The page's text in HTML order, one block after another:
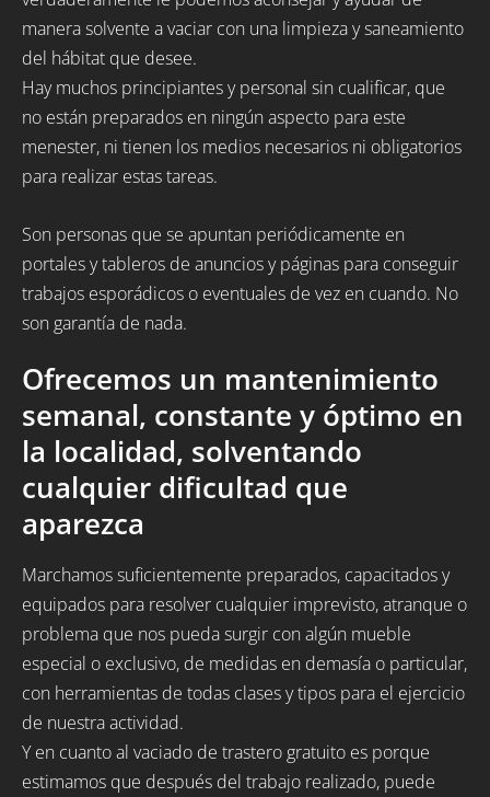
manera solvente a vaciar con una limpieza y saneamiento
del hábitat que desee.
Hay muchos principiantes y personal sin cualificar, que
no están preparados en ningún aspecto para este
menester, ni tienen los medios necesarios ni obligatorios
para realizar estas tareas.
Son personas que se apuntan periódicamente en
portales y tableros de anuncios y páginas para conseguir
trabajos esporádicos o eventuales de vez en cuando. No
son garantía de nada.
Ofrecemos un mantenimiento
semanal, constante y óptimo en
la localidad, solventando
cualquier dificultad que
aparezca
Marchamos suficientemente preparados, capacitados y
equipados para resolver cualquier imprevisto, atranque o
problema que nos pueda surgir con algún mueble
especial o exclusivo, de medidas en demasía o particular,
con herramientas de todas clases y tipos para el ejercicio
de nuestra actividad.
Y en cuanto al vaciado de trastero gratuito es porque
estimamos que después del trabajo realizado, puede